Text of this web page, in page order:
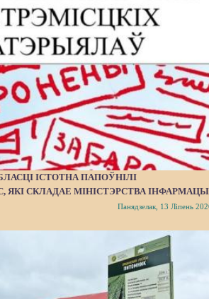
ІСТОТНА ПАПОЎНІЛІ
ЯКІ СКЛАДАЕ МІНІСТЭРСТВА
Панядзелак, 13 Ліпень